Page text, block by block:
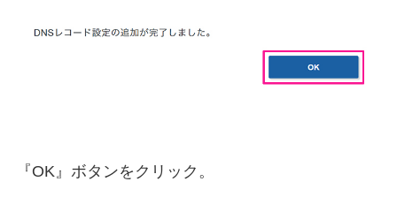
『OK』ボタンをクリック。